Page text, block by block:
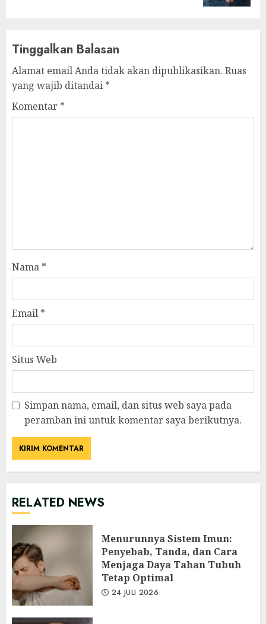
Tinggalkan Balasan
Alamat email Anda tidak akan dipublikasikan. Ruas
yang wajib ditandai *
Komentar *
Nama *
Email *
Situs Web
Simpan nama, email, dan situs web saya pada
peramban ini untuk komentar saya berikutnya.
RELATED NEWS
Menurunnya Sistem Imun:
Penyebab, Tanda, dan Cara
Menjaga Daya Tahan Tubuh
Tetap Optimal
24 JULI 2026